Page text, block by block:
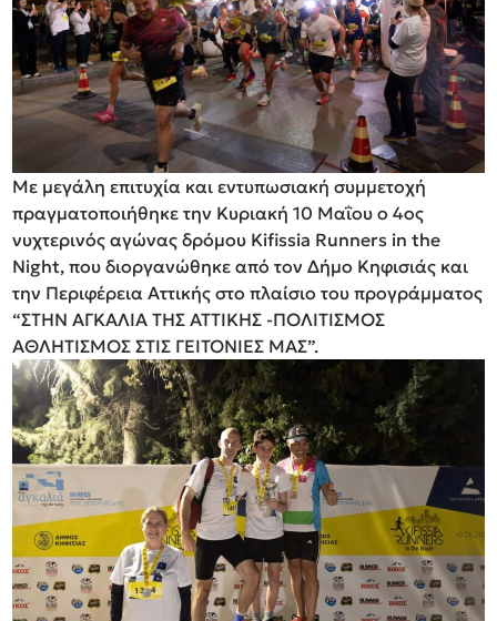
Με μεγάλη επιτυχία και εντυπωσιακή συμμετοχή
πραγματοποιήθηκε την Κυριακή 10 Μαΐου ο 4ος
νυχτερινός αγώνας δρόμου Kifissia Runners in the
Night, που διοργανώθηκε από τον Δήμο Κηφισιάς και
την Περιφέρεια Αττικής στο πλαίσιο του προγράμματος
“ΣΤΗΝ ΑΓΚΑΛΙΑ ΤΗΣ ΑΤΤΙΚΗΣ -ΠΟΛΙΤΙΣΜΟΣ
ΑΘΛΗΤΙΣΜΟΣ ΣΤΙΣ ΓΕΙΤΟΝΙΕΣ ΜΑΣ”.